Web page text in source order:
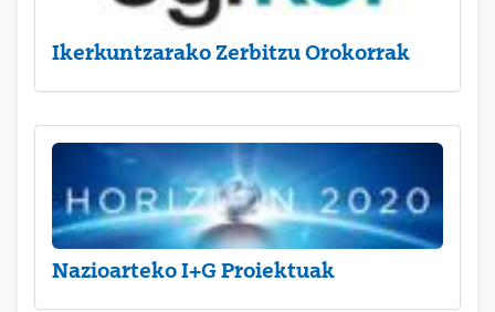
Ikerkuntzarako Zerbitzu Orokorrak
Nazioarteko I+G Proiektuak